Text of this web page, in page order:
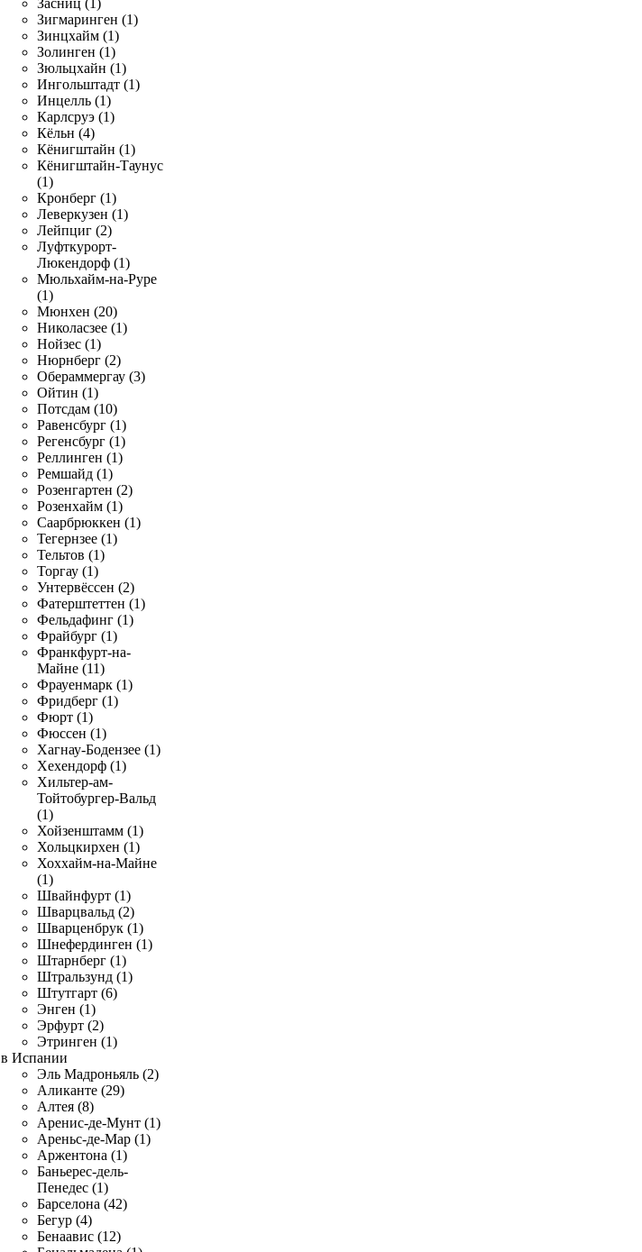
Засниц (1)
Зигмаринген (1)
Зинцхайм (1)
Золинген (1)
Зюльцхайн (1)
Ингольштадт (1)
Инцелль (1)
Карлсруэ (1)
Кёльн (4)
Кёнигштайн (1)
Кёнигштайн-Таунус
(1)
Кронберг (1)
Леверкузен (1)
Лейпциг (2)
Луфткурорт-
Люкендорф (1)
Мюльхайм-на-Руре
(1)
Мюнхен (20)
Николасзее (1)
Нойзес (1)
Нюрнберг (2)
Обераммергау (3)
Ойтин (1)
Потсдам (10)
Равенсбург (1)
Регенсбург (1)
Реллинген (1)
Ремшайд (1)
Розенгартен (2)
Розенхайм (1)
Саарбрюккен (1)
Тегернзее (1)
Тельтов (1)
Торгау (1)
Унтервёссен (2)
Фатерштеттен (1)
Фельдафинг (1)
Фрайбург (1)
Франкфурт-на-
Майне (11)
Фрауенмарк (1)
Фридберг (1)
Фюрт (1)
Фюссен (1)
Хагнау-Бодензее (1)
Хехендорф (1)
Хильтер-ам-
Тойтобургер-Вальд
(1)
Хойзенштамм (1)
Хольцкирхен (1)
Хоххайм-на-Майне
(1)
Швайнфурт (1)
Шварцвальд (2)
Шварценбрук (1)
Шнефердинген (1)
Штарнберг (1)
Штральзунд (1)
Штутгарт (6)
Энген (1)
Эрфурт (2)
Этринген (1)
в Испании
Эль Мадроньяль (2)
Аликанте (29)
Алтея (8)
Аренис-де-Мунт (1)
Ареньс-де-Мар (1)
Аржентона (1)
Баньерес-дель-
Пенедес (1)
Барселона (42)
Бегур (4)
Бенаавис (12)